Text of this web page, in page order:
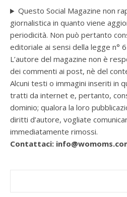
Questo Social Magazine non
giornalistica in quanto viene
periodicità. Non può pertanto
editoriale ai sensi della legge n°
L’autore del magazine non è
dei commenti ai post, nè del
Alcuni testi o immagini inseriti in
tratti da internet e, pertanto,
dominio; qualora la loro
diritti d’autore, vogliate
immediatamente rimossi.
Contattaci: